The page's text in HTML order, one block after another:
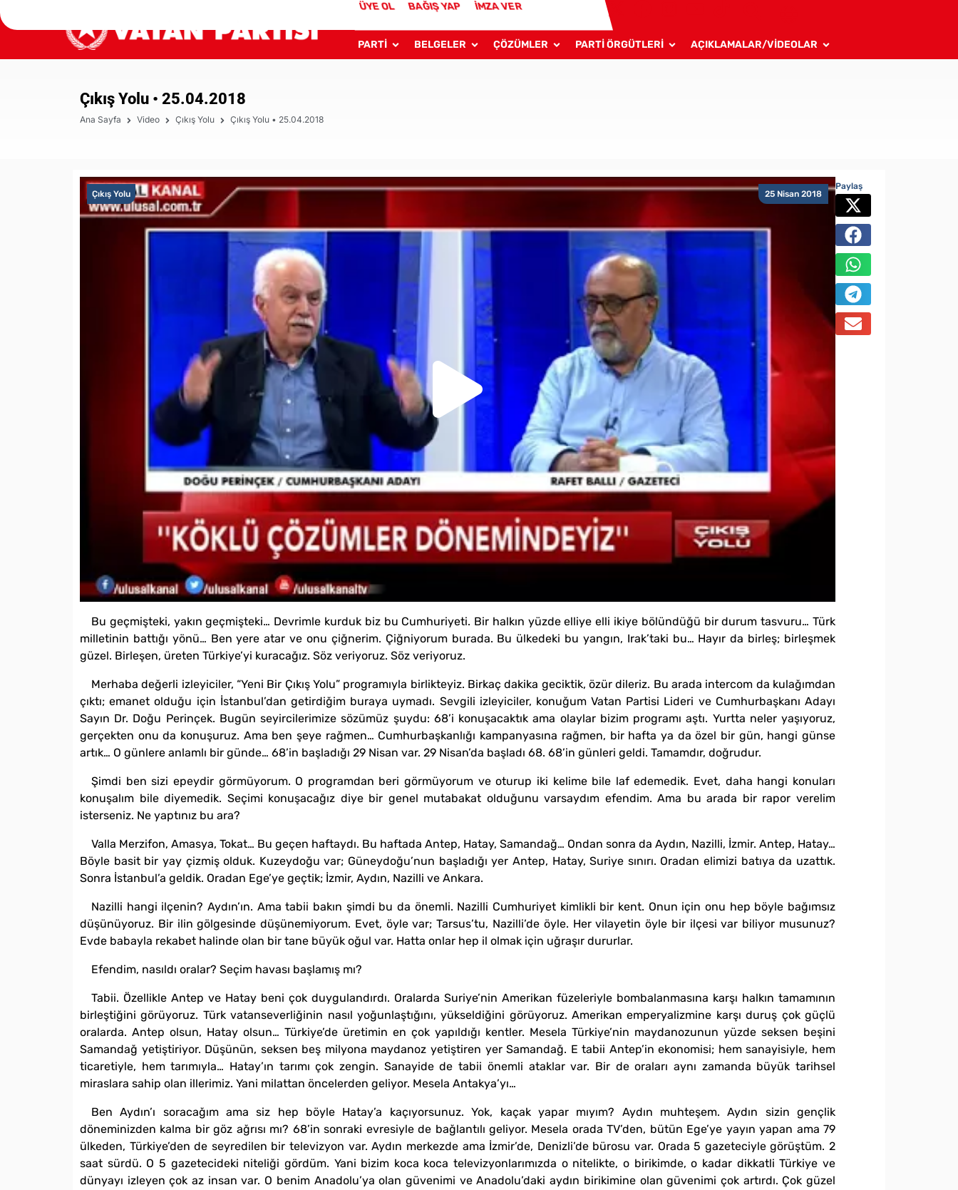
ÜYE OL BAĞIŞ YAP İMZA VER
PARTİ BELGELER ÇÖZÜMLER PARTİ ÖRGÜTLERİ AÇIKLAMALAR/VİDEOLAR
Çıkış Yolu • 25.04.2018
Ana Sayfa Video Çıkış Yolu Çıkış Yolu • 25.04.2018
25 Nisan 2018
Çıkış Yolu
Bu geçmişteki, yakın geçmişteki… Devrimle kurduk biz bu Cumhuriyeti. Bir halkın yüzde elliye elli ikiye bölündüğü bir durum tasvuru… Türk
milletinin battığı yönü… Ben yere atar ve onu çiğnerim. Çiğniyorum burada. Bu ülkedeki bu yangın, Irak’taki bu… Hayır da birleş; birleşmek
güzel. Birleşen, üreten Türkiye’yi kuracağız. Söz veriyoruz. Söz veriyoruz.
Merhaba değerli izleyiciler, “Yeni Bir Çıkış Yolu” programıyla birlikteyiz. Birkaç dakika geciktik, özür dileriz. Bu arada intercom da kulağımdan
çıktı; emanet olduğu için İstanbul’dan getirdiğim buraya uymadı. Sevgili izleyiciler, konuğum Vatan Partisi Lideri ve Cumhurbaşkanı Adayı
Sayın Dr. Doğu Perinçek. Bugün seyircilerimize sözümüz şuydu: 68’i konuşacaktık ama olaylar bizim programı aştı. Yurtta neler yaşıyoruz,
gerçekten onu da konuşuruz. Ama ben şeye rağmen… Cumhurbaşkanlığı kampanyasına rağmen, bir hafta ya da özel bir gün, hangi günse
artık… O günlere anlamlı bir günde… 68’in başladığı 29 Nisan var. 29 Nisan’da başladı 68. 68’in günleri geldi. Tamamdır, doğrudur.
Şimdi ben sizi epeydir görmüyorum. O programdan beri görmüyorum ve oturup iki kelime bile laf edemedik. Evet, daha hangi konuları
konuşalım bile diyemedik. Seçimi konuşacağız diye bir genel mutabakat olduğunu varsaydım efendim. Ama bu arada bir rapor verelim
isterseniz. Ne yaptınız bu ara?
Valla Merzifon, Amasya, Tokat… Bu geçen haftaydı. Bu haftada Antep, Hatay, Samandağ… Ondan sonra da Aydın, Nazilli, İzmir. Antep, Hatay…
Böyle basit bir yay çizmiş olduk. Kuzeydoğu var; Güneydoğu’nun başladığı yer Antep, Hatay, Suriye sınırı. Oradan elimizi batıya da uzattık.
Sonra İstanbul’a geldik. Oradan Ege’ye geçtik; İzmir, Aydın, Nazilli ve Ankara.
Nazilli hangi ilçenin? Aydın’ın. Ama tabii bakın şimdi bu da önemli. Nazilli Cumhuriyet kimlikli bir kent. Onun için onu hep böyle bağımsız
düşünüyoruz. Bir ilin gölgesinde düşünemiyorum. Evet, öyle var; Tarsus’tu, Nazilli’de öyle. Her vilayetin öyle bir ilçesi var biliyor musunuz?
Evde babayla rekabet halinde olan bir tane büyük oğul var. Hatta onlar hep il olmak için uğraşır dururlar.
Efendim, nasıldı oralar? Seçim havası başlamış mı?
Tabii. Özellikle Antep ve Hatay beni çok duygulandırdı. Oralarda Suriye’nin Amerikan füzeleriyle bombalanmasına karşı halkın tamamının
birleştiğini görüyoruz. Türk vatanseverliğinin nasıl yoğunlaştığını, yükseldiğini görüyoruz. Amerikan emperyalizmine karşı duruş çok güçlü
oralarda. Antep olsun, Hatay olsun… Türkiye’de üretimin en çok yapıldığı kentler. Mesela Türkiye’nin maydanozunun yüzde seksen beşini
Samandağ yetiştiriyor. Düşünün, seksen beş milyona maydanoz yetiştiren yer Samandağ. E tabii Antep’in ekonomisi; hem sanayisiyle, hem
ticaretiyle, hem tarımıyla… Hatay’ın tarımı çok zengin. Sanayide de tabii önemli ataklar var. Bir de oraları aynı zamanda büyük tarihsel
miraslara sahip olan illerimiz. Yani milattan öncelerden geliyor. Mesela Antakya’yı…
Ben Aydın’ı soracağım ama siz hep böyle Hatay’a kaçıyorsunuz. Yok, kaçak yapar mıyım? Aydın muhteşem. Aydın sizin gençlik
döneminizden kalma bir göz ağrısı mı? 68’in sonraki evresiyle de bağlantılı geliyor. Mesela orada TV’den, bütün Ege’ye yayın yapan ama 79
ülkeden, Türkiye’den de seyredilen bir televizyon var. Aydın merkezde ama İzmir’de, Denizli’de bürosu var. Orada 5 gazeteciyle görüştüm. 2
saat sürdü. O 5 gazetecideki niteliği gördüm. Yani bizim koca koca televizyonlarımızda o nitelikte, o birikimde, o kadar dikkatli Türkiye ve
dünyayı izleyen çok az insan var. O benim Anadolu’ya olan güvenimi ve Anadolu’daki aydın birikimine olan güvenimi çok artırdı. Çok güzel
Paylaş